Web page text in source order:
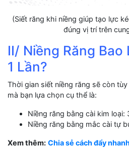
(Siết răng khi niềng giúp tạo lực
đúng vị trí trên
II/ Niềng Răng Bao
1 Lần?
Thời gian siết niềng răng sẽ còn
mà bạn lựa chọn cụ thể là:
Niềng răng bằng cài kim loại:
Niềng răng bằng mắc cài tự
Xem thêm: Chia sẻ cách đẩy